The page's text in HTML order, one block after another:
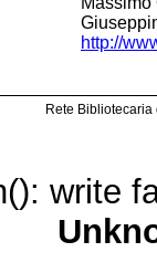
http://
Rete
write